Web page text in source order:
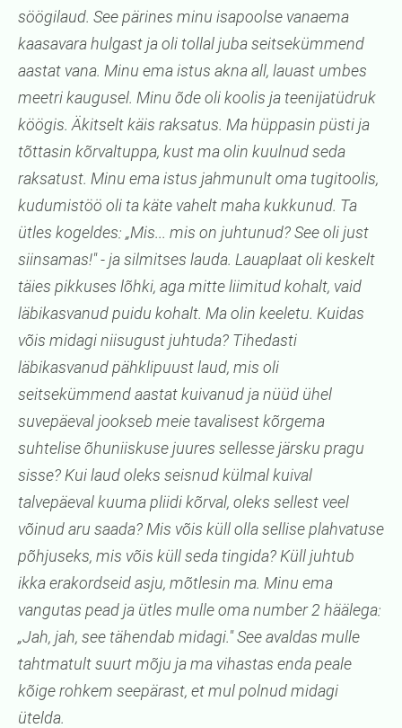
söögilaud. See pärines minu isapoolse vanaema
kaasavara hulgast ja oli tollal juba seitsekümmend
aastat vana. Minu ema istus akna all, lauast umbes
meetri kaugusel. Minu õde oli koolis ja teenijatüdruk
köögis. Äkitselt käis raksatus. Ma hüppasin püsti ja
tõttasin kõrvaltuppa, kust ma olin kuulnud seda
raksatust. Minu ema istus jahmunult oma tugitoolis,
kudumistöö oli ta käte vahelt maha kukkunud. Ta
ütles kogeldes: „Mis... mis on juhtunud? See oli just
siinsamas!" - ja silmitses lauda. Lauaplaat oli keskelt
täies pikkuses lõhki, aga mitte liimitud kohalt, vaid
läbikasvanud puidu kohalt. Ma olin keeletu. Kuidas
võis midagi niisugust juhtuda? Tihedasti
läbikasvanud pähklipuust laud, mis oli
seitsekümmend aastat kuivanud ja nüüd ühel
suvepäeval jookseb meie tavalisest kõrgema
suhtelise õhuniiskuse juures sellesse järsku pragu
sisse? Kui laud oleks seisnud külmal kuival
talvepäeval kuuma pliidi kõrval, oleks sellest veel
võinud aru saada? Mis võis küll olla sellise plahvatuse
põhjuseks, mis võis küll seda tingida? Küll juhtub
ikka erakordseid asju, mõtlesin ma. Minu ema
vangutas pead ja ütles mulle oma number 2 häälega:
„Jah, jah, see tähendab midagi." See avaldas mulle
tahtmatult suurt mõju ja ma vihastas enda peale
kõige rohkem seepärast, et mul polnud midagi
ütelda.